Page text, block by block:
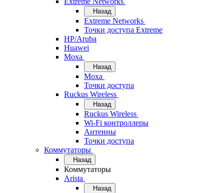
Назад
Extreme Networks
Точки доступа Extreme
HP/Aruba
Huawei
Moxa
Назад
Moxa
Точки доступа
Ruckus Wireless
Назад
Ruckus Wireless
Wi-Fi контроллеры
Антенны
Точки доступа
Коммутаторы
Назад
Коммутаторы
Arista
Назад